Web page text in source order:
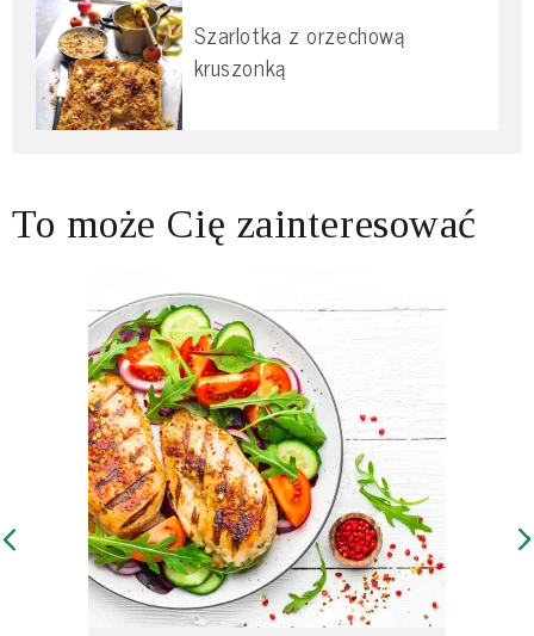
Szarlotka z orzechową
kruszonką
To może Cię zainteresować